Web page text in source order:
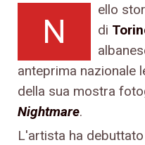
N
ello
di
anteprima nazionale
della sua mostra
Nightmare.
L'artista ha